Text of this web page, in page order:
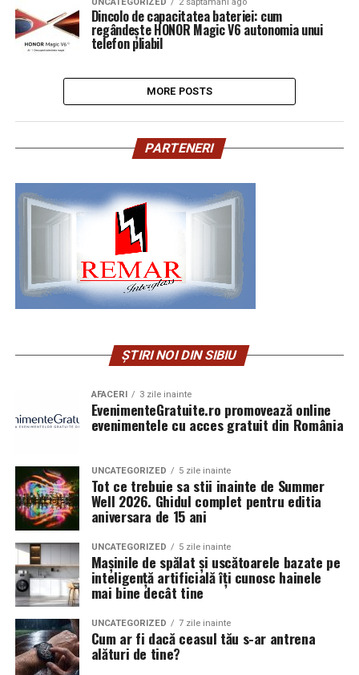
Dincolo de capacitatea bateriei: cum
regândește HONOR Magic V6 autonomia unui
telefon pliabil
MORE POSTS
PARTENERI
ȘTIRI NOI DIN SIBIU
AFACERI 3 zile inainte
EvenimenteGratuite.ro promovează online
evenimentele cu acces gratuit din România
UNCATEGORIZED 5 zile inainte
Tot ce trebuie sa stii inainte de Summer
Well 2026. Ghidul complet pentru editia
aniversara de 15 ani
UNCATEGORIZED 5 zile inainte
Mașinile de spălat și uscătoarele bazate pe
inteligență artificială îți cunosc hainele
mai bine decât tine
UNCATEGORIZED 7 zile inainte
Cum ar fi dacă ceasul tău s-ar antrena
alături de tine?